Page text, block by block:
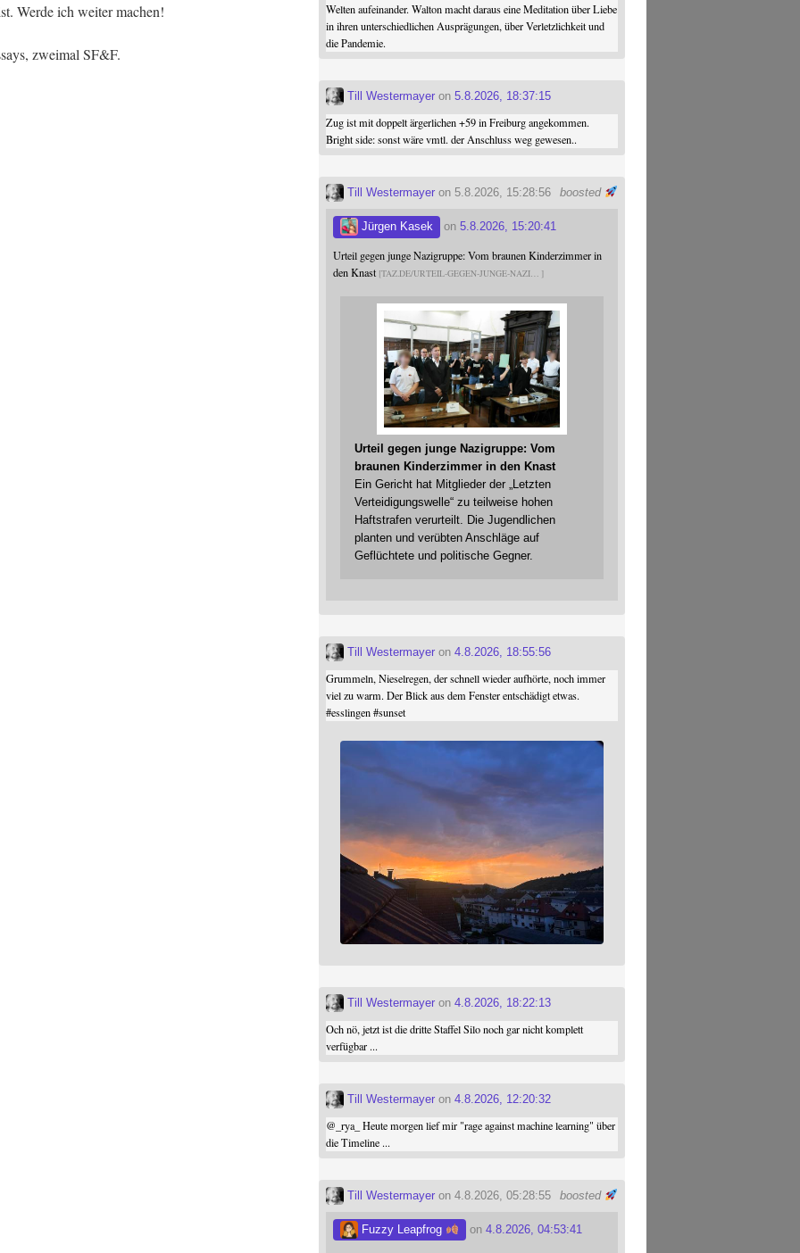
Wer­de ich wei­ter machen!
zwei­mal SF&F.
Welten aufeinander. Walton macht daraus eine Meditation über Liebe
in ihren unterschiedlichen Ausprägungen, über Verletzlichkeit und
die Pandemie.
Till Westermayer on5.8.2026, 18:37:15
Zug ist mit doppelt ärgerlichen +59 in Freiburg angekommen.
Bright side: sonst wäre vmtl. der Anschluss weg gewesen..
boosted
Till Westermayer on 5.8.2026, 15:28:56
Jürgen Kasek on5.8.2026, 15:20:41
Urteil gegen junge Nazigruppe: Vom braunen Kinderzimmer in
den Knast TAZ.DE/URTEIL-GEGEN-JUNGE-NAZI
Urteil gegen junge Nazigruppe: Vom
braunen Kinderzimmer in den Knast
Ein Gericht hat Mitglieder der „Letzten
Verteidigungswelle“ zu teilweise hohen
Haftstrafen verurteilt. Die Jugendlichen
planten und verübten Anschläge auf
Geflüchtete und politische Gegner.
Till Westermayer on4.8.2026, 18:55:56
Grummeln, Nieselregen, der schnell wieder aufhörte, noch immer
viel zu warm. Der Blick aus dem Fenster entschädigt etwas.
#esslingen #sunset
Till Westermayer on4.8.2026, 18:22:13
Och nö, jetzt ist die dritte Staffel Silo noch gar nicht komplett
verfügbar ...
Till Westermayer on4.8.2026, 12:20:32
@ _rya_ Heute morgen lief mir "rage against machine learning" über
die Timeline ...
boosted
Till Westermayer on 4.8.2026, 05:28:55
Fuzzy Leapfrog on 4.8.2026, 04:53:41